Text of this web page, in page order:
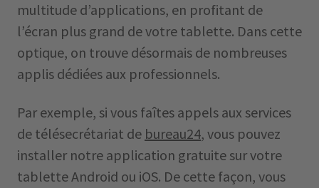
multitude d’applications, en profitant de
l’écran plus grand de votre tablette. Dans cette
optique, on trouve désormais de nombreuses
applis dédiées aux professionnels.
Par exemple, si vous faîtes appels aux services
de télésecrétariat de bureau24, vous pouvez
installer notre application gratuite sur votre
tablette Android ou iOS. De cette façon, vous